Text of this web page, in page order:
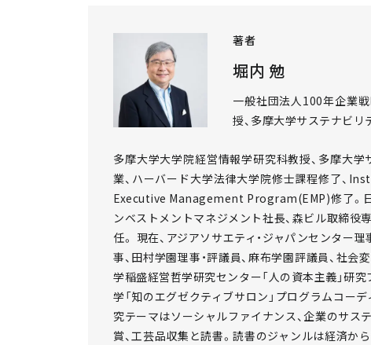
著者
堀内 勉
一般社団法人100年企業
授、多摩大学サステナビリ
多摩大学大学院経営情報学研究科教授、多摩大
業、ハーバード大学法律大学院修士課程修了、
Executive Management Program(EMP)修了。日
ンベストメントマネジメント社長、森ビル取締役
任。 現在、アジアソサエティ・ジャパンセンター
事、田村学園理事・評議員、麻布学園評議員、社
学稲盛経営哲学研究センター「人の資本主義」研
学「知のエグゼクティブサロン」プログラムコー
究テーマはソーシャルファイナンス、企業のサス
賞、工芸品収集と読書。読書のジャンルは経済から